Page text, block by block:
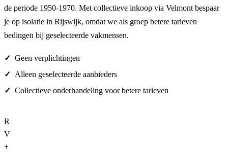
de periode 1950-1970. Met collectieve inkoop via Velmont bespaar
je op isolatie in Rijswijk, omdat we als groep betere tarieven
bedingen bij geselecteerde vakmensen.
Geen verplichtingen
Alleen geselecteerde aanbieders
Collectieve onderhandeling voor betere tarieven
R
V
+